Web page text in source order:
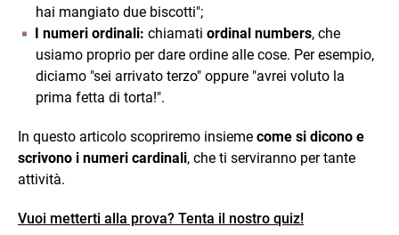
hai mangiato due biscotti";
I numeri ordinali: chiamati ordinal numbers, che
usiamo proprio per dare ordine alle cose. Per esempio,
diciamo "sei arrivato terzo" oppure "avrei voluto la
prima fetta di torta!".
In questo articolo scopriremo insieme come si dicono e
scrivono i numeri cardinali, che ti serviranno per tante
attività.
Vuoi metterti alla prova? Tenta il nostro quiz!